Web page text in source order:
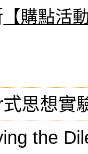
【購點活
思想實
the